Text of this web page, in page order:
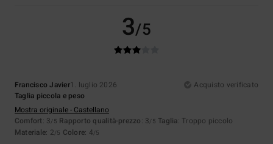
3/5
Francisco Javier1. luglio 2026
Acquisto verificato
Taglia piccola e peso
Mostra originale - Castellano
Comfort: 3/5 Rapporto qualità-prezzo: 3/5 Taglia: Troppo piccolo
Materiale: 2/5 Colore: 4/5